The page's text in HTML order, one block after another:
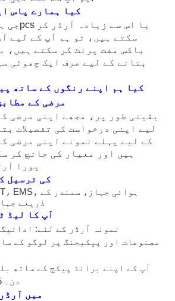
کیا ہمارے پاس
سکتے ہیں، تو ہم آپ کے لیے
باکس مفت پرنٹ کر سکتے ہیں،
بنانے کے لیے صرف ایک چھوٹی
کیا ہم اپنے رنگوں کے ساتھ
مرضی کے
یقینی طور پر، مجھے اپنی مرضی
لیے اپنی درخواست کی تفصیلات
کے لیے پہلے نمونے اپنی مرضی
ہیں اور معیار کی جانچ کر
پورا
کی ترسیل
ذریعے
آپ کا لیڈ
نمونہ آرڈر کے لئے: ادائیگی کے
آپ کے اپنے برانڈ پیکج کے ساتھ بلک آرڈر:
OEM/ODM: 15 ~ 45 دن۔
میں